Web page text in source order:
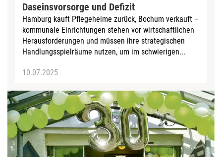
Daseinsvorsorge und Defizit
Hamburg kauft Pflegeheime zurück, Bochum verkauft –
kommunale Einrichtungen stehen vor wirtschaftlichen
Herausforderungen und müssen ihre strategischen
Handlungsspielräume nutzen, um im schwierigen...
10.07.2025